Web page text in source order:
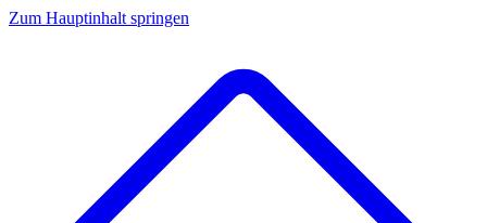
Zum Hauptinhalt springen